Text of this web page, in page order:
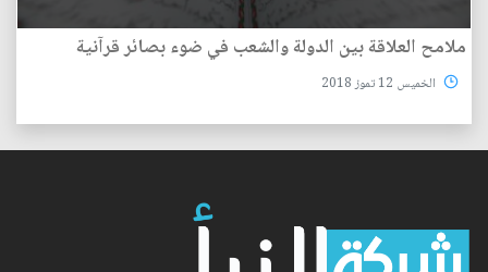
ملامح العلاقة بين الدولة والشعب في ضوء بصائر قرآنية
الخميس 12 تموز 2018